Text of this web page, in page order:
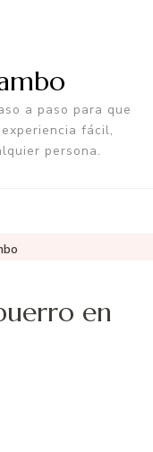
a paso para que
fácil,
persona.
en